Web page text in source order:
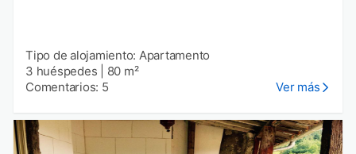
Tipo de alojamiento: Apartamento
3 huéspedes
80 m²
Comentarios: 5
Ver más